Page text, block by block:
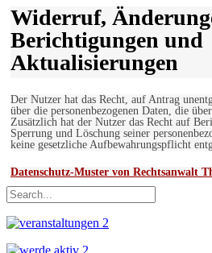
Widerruf,
Berichtigungen und
Aktualisierungen
Der Nutzer hat das Recht, auf Antrag
über die personenbezogenen Daten, die
Zusätzlich hat der Nutzer das Recht auf
Sperrung und Löschung seiner
keine gesetzliche Aufbewahrungspflicht
Datenschutz-Muster von Rechtsanwalt